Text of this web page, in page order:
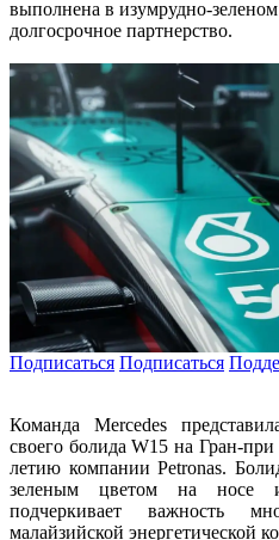
выполнена в изумрудно-
долгосрочное партнерство.
Подписаться Подписаться
Команда Mercedes
своего болида W15 на Гран-
летию компании Petronas.
зеленым цветом на носе
подчеркивает важность
малайзийской энергетической